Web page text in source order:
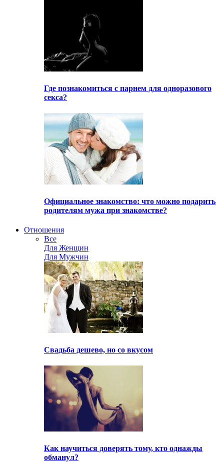
Где познакомиться с парнем для одноразового
секса?
Официальное знакомство: что можно подарить
родителям мужа при знакомстве?
Отношения
Все
Для Женщин
Для Мужчин
Свадьба дешево, но со вкусом
Как научиться доверять тому, кто однажды
обманул?